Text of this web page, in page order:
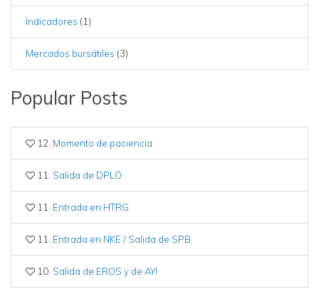
Indicadores (1)
Mercados bursátiles (3)
Popular Posts
12. Momento de paciencia
11. Salida de DPLO
11. Entrada en HTRG
11. Entrada en NKE / Salida de SPB
10. Salida de EROS y de AYI